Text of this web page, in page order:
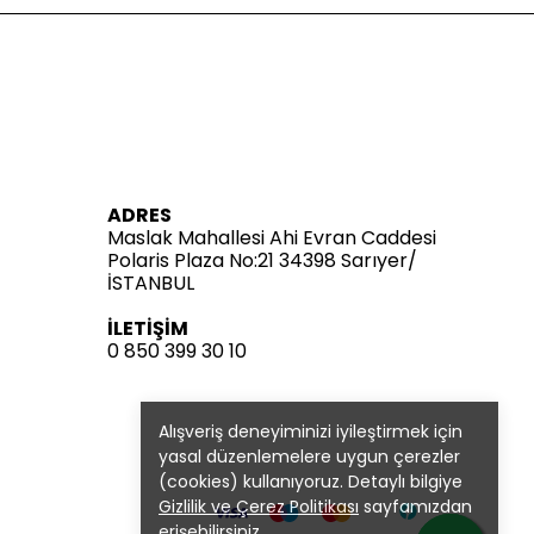
Alışveriş deneyiminizi iyileştirmek için
yasal düzenlemelere uygun çerezler
(cookies) kullanıyoruz. Detaylı bilgiye
Gizlilik ve Çerez Politikası sayfamızdan
ADRES
Maslak Mahallesi Ahi Evran Caddesi
Polaris Plaza No:21 34398 Sarıyer/
İSTANBUL
İLETİŞİM
0 850 399 30 10